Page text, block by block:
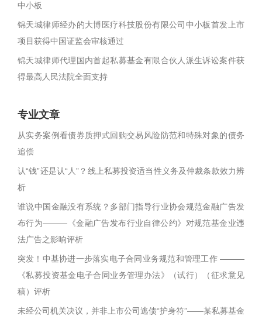
中小板
锦天城律师经办的大博医疗科技股份有限公司中小板首发上市
项目获得中国证监会审核通过
锦天城律师代理国内首起私募基金有限合伙人派生诉讼案件获
得最高人民法院全面支持
专业文章
从实务案例看债券质押式回购交易风险防范和特殊对象的债务
追偿
认“钱”还是认“人”？线上私募投资适当性义务及仲裁条款效力辨
析
谁说中国金融没有系统？多部门指导行业协会规范金融广告发
布行为———《金融广告发布行业自律公约》对规范基金业违
法广告之影响评析
突发！中基协进一步落实电子合同业务规范和管理工作 ———
《私募投资基金电子合同业务管理办法》（试行）（征求意见
稿）评析
未经公司机关决议，并非上市公司逃债“护身符”——某私募基金